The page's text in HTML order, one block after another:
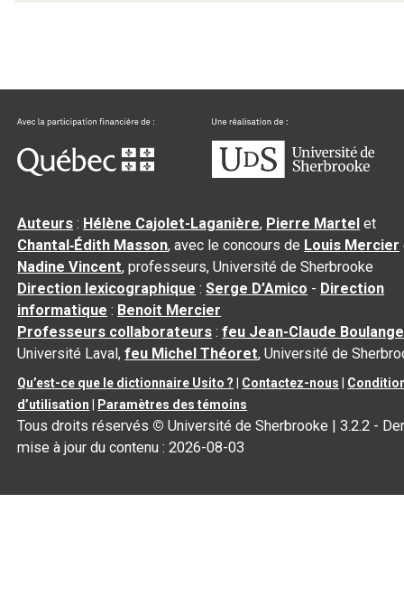
Auteurs : Hélène Cajolet-Laganière, Pierre Martel et
Chantal‑Édith Masson, avec le concours de Louis Mercier
Nadine Vincent, professeurs, Université de Sherbrooke
Direction lexicographique :Serge D’Amico - Direction
informatique : Benoit Mercier
Professeurs collaborateurs :feu Jean-Claude
Université Laval,feu Michel Théoret, Université de
Qu’est-ce que le dictionnaire Usito ? Contactez-nous
d’utilisation
Paramètres des témoins
Tous droits réservés © Université de Sherbrooke |3.2.2 -
mise à jour du contenu :2026-08-03